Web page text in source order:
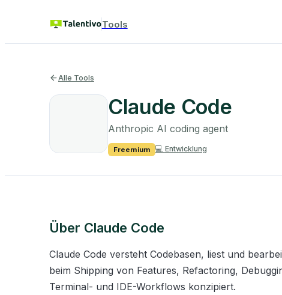
Tools
Alle Tools
Claude Code
Anthropic AI coding agent
Freemium 💻 Entwicklung
Über Claude Code
Claude Code versteht Codebasen, liest und
beim Shipping von Features, Refactoring,
Terminal- und IDE-Workflows konzipiert.